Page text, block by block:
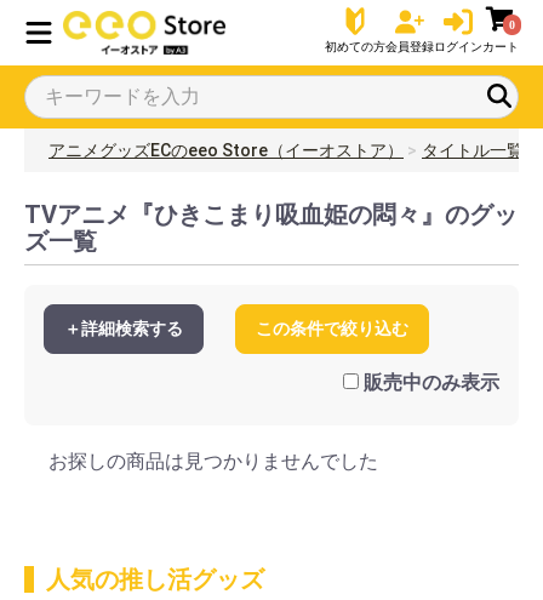
初めての方会員登録ログイン
0
カート
アニメグッズECのeeo Store（イーオストア） タイトル一覧
TVアニメ『ひきこまり吸血姫の悶々』のグッ
ズ一覧
＋詳細検索する この条件で絞り込む
販売中のみ表示
お探しの商品は見つかりませんでした
人気の推し活グッズ